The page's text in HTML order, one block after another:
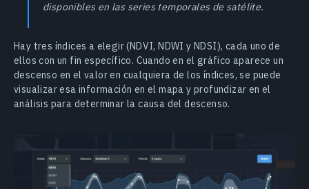
disponibles en las series temporales de satélite.
Hay tres índices a elegir (NDVI, NDWI y NDSI), cada uno de
ellos con un fin específico. Cuando en el gráfico aparece un
descenso en el valor en cualquiera de los índices, se puede
visualizar esa información en el mapa y profundizar en el
análisis para determinar la causa del descenso.